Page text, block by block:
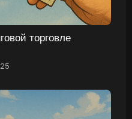
торговле